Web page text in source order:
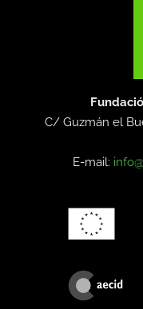
C/ Guzmán el
E-mail: